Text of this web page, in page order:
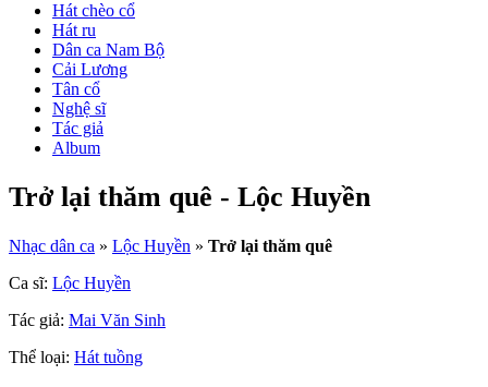
Hát chèo cổ
Hát ru
Dân ca Nam Bộ
Cải Lương
Tân cổ
Nghệ sĩ
Tác giả
Album
Trở lại thăm quê - Lộc Huyền
Nhạc dân ca » Lộc Huyền » Trở lại thăm quê
Ca sĩ: Lộc Huyền
Tác giả: Mai Văn Sinh
Thể loại: Hát tuồng